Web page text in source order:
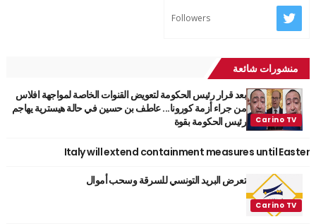
Followers
منشورات شائعة
بعد قرار رئيس الحكومة لتعويض القنوات الخاصة لمواجهة افلاس
من جراء أزمة كورونا... عاطف بن حسين في حالة هيسترية يهاجم
رئيس الحكومة بقوة
Italy will extend containment measures until Easter
تعرض البريد التونسي للسرقة وسحب أموال